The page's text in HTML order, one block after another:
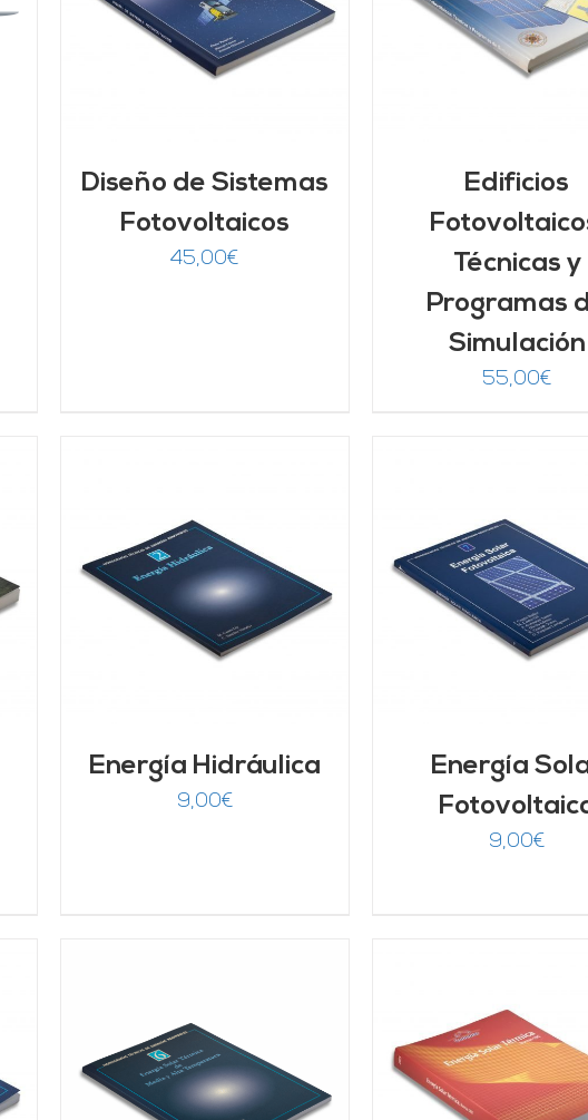
Diseño de Sistemas
Fotovoltaicos
45,00€
DETALLES
Edificios
Técnicas y
Programas
Simulación
55,00€
DETALLES
Energía Hidráulica
9,00€
AÑADIR AL CARRITO
DETALLES
Energía
9,00€
DETALLES
AÑADIR AL CARRITO
DETALLES
AÑADIR AL
DETALLES